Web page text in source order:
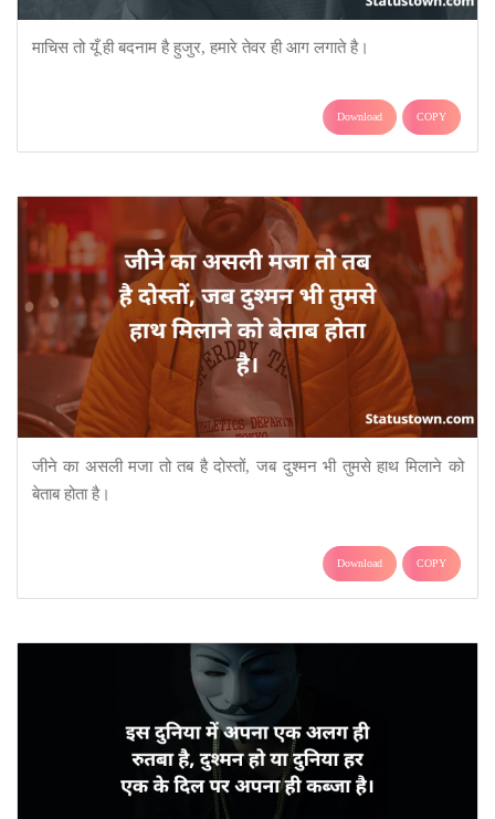
माचिस तो यूँ ही बदनाम है हुजुर, हमारे तेवर ही आग लगाते है।
Download COPY
जीने का असली मजा तो तब है दोस्तों, जब दुश्मन भी तुमसे हाथ मिलाने को
बेताब होता है।
Download COPY